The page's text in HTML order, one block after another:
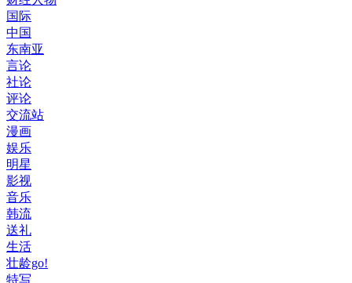
国际
中国
东南亚
言论
社论
评论
交流站
漫画
娱乐
明星
影视
音乐
韩流
送礼
生活
壮龄go!
特写